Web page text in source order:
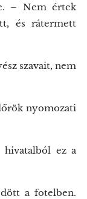
– Nem értek
és rátermett
szavait, nem
nyomozati
ez a
a fotelben.